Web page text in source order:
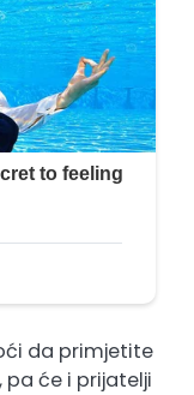
da primjetite
će i prijatelji